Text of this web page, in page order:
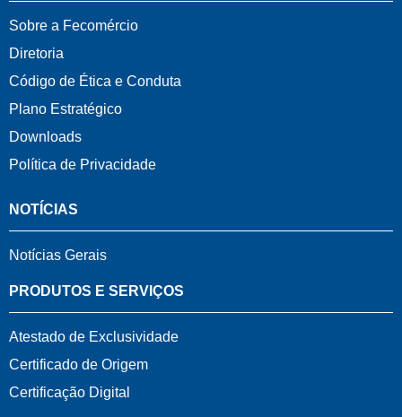
Sobre a Fecomércio
Diretoria
Código de Ética e Conduta
Plano Estratégico
Downloads
Política de Privacidade
NOTÍCIAS
Notícias Gerais
PRODUTOS E SERVIÇOS
Atestado de Exclusividade
Certificado de Origem
Certificação Digital